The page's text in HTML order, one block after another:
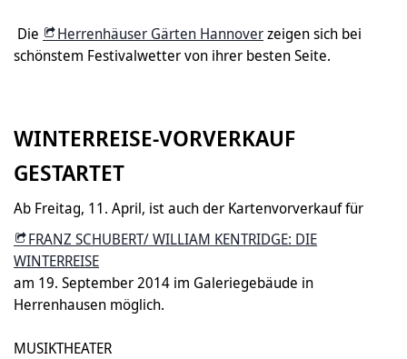
Die Herrenhäuser Gärten Hannoverzeigen sich bei
schönstem Festivalwetter von ihrer besten Seite.
WINTERREISE-VORVERKAUF
GESTARTET
Ab Freitag, 11. April, ist auch der Kartenvorverkauf für
FRANZ SCHUBERT/ WILLIAM KENTRIDGE: DIE
WINTERREISE
am 19. September 2014 im Galeriegebäude in
Herrenhausen möglich.
MUSIKTHEATER